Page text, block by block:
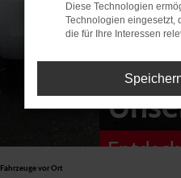
Fahrzeuge vor Ort
Diese Technologien
Technologien eingesetzt,
die für Ihre Interessen